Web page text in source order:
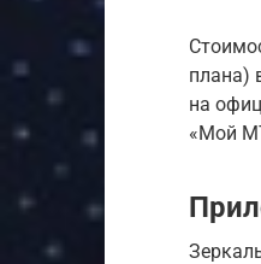
плана)
на
«Мой